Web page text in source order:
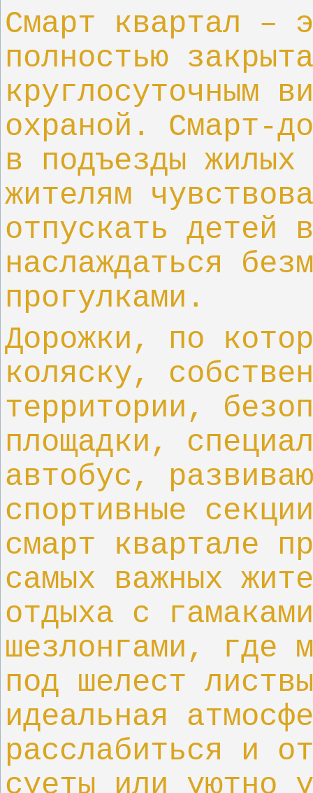
Смарт квартал –
полностью
круглосуточным
охраной. Смарт-
в подъезды жилых
жителям
отпускать детей
наслаждаться
прогулками.
Дорожки, по
коляску,
территории,
площадки,
автобус,
спортивные
смарт квартале
самых важных
отдыха с
шезлонгами, где
под шелест
идеальная
расслабиться и
суеты или уютно